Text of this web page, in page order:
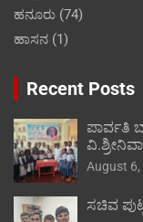
ಹನೂರು (74)
ಹಾಸನ (1)
Recent Posts
ಪಾರ್ವತಿ
August 6,
ಸಚಿವ